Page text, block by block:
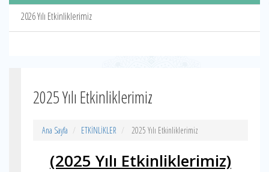
2026 Yılı Etkinliklerimiz
2025 Yılı Etkinliklerimiz
Ana Sayfa ETKİNLİKLER 2025 Yılı Etkinliklerimiz
(2025 Yılı Etkinliklerimiz)